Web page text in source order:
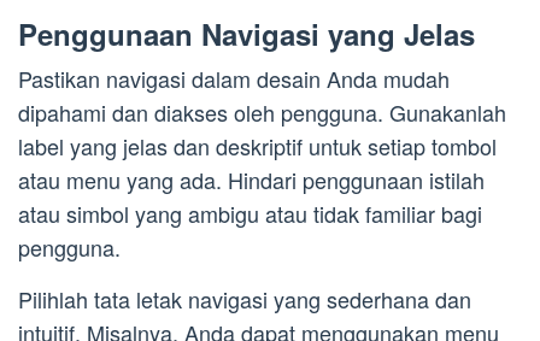
Penggunaan Navigasi yang Jelas
Pastikan navigasi dalam desain Anda mudah
dipahami dan diakses oleh pengguna. Gunakanlah
label yang jelas dan deskriptif untuk setiap tombol
atau menu yang ada. Hindari penggunaan istilah
atau simbol yang ambigu atau tidak familiar bagi
pengguna.
Pilihlah tata letak navigasi yang sederhana dan
intuitif. Misalnya, Anda dapat menggunakan menu